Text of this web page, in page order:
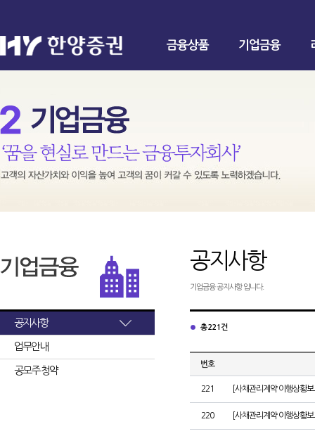
금융상품 기업금융
공지사항
업무안내
공모주 청약
공지사항
기업금융 공지사항 입니다.
총 221건
번호
221 [사채관리계약 이행상황
220 [사채관리계약 이행상황